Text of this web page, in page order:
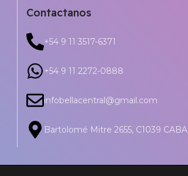
Contactanos
+54 9 11 3517-6371
+54 9 11 2272-0888
infobellacentral@gmail.com
Bartolomé Mitre 2655, C1039 CABA